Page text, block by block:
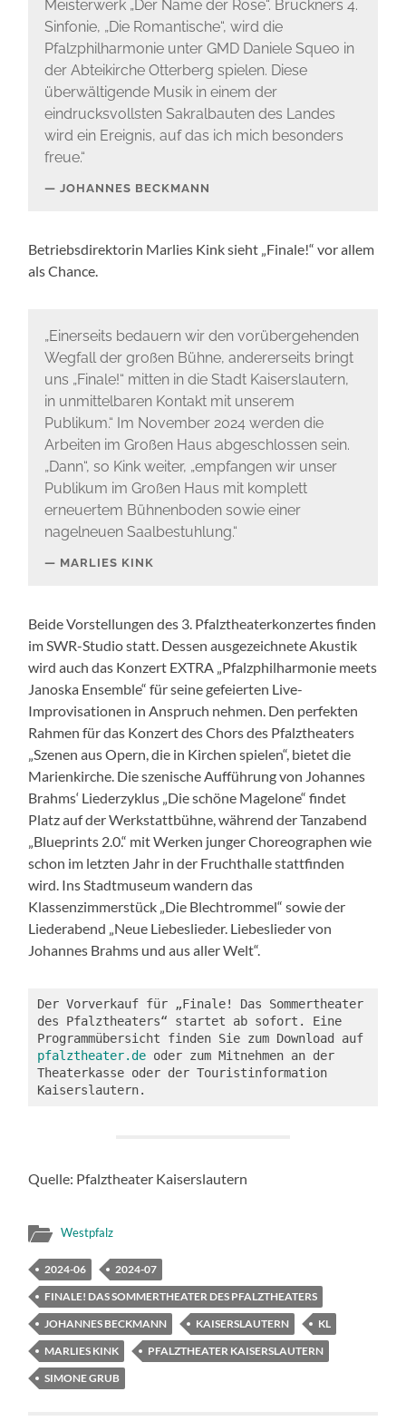
Meisterwerk „Der Name der Rose“. Bruckners 4.
Sinfonie, „Die Romantische“, wird die
Pfalzphilharmonie unter GMD Daniele Squeo in
der Abteikirche Otterberg spielen. Diese
überwältigende Musik in einem der
eindrucksvollsten Sakralbauten des Landes
wird ein Ereignis, auf das ich mich besonders
freue.“
JOHANNES BECKMANN
Betriebsdirektorin Marlies Kink sieht „Finale!“ vor allem
als Chance.
„Einerseits bedauern wir den vorübergehenden
Wegfall der großen Bühne, andererseits bringt
uns „Finale!“ mitten in die Stadt Kaiserslautern,
in unmittelbaren Kontakt mit unserem
Publikum.“ Im November 2024 werden die
Arbeiten im Großen Haus abgeschlossen sein.
„Dann“, so Kink weiter, „empfangen wir unser
Publikum im Großen Haus mit komplett
erneuertem Bühnenboden sowie einer
nagelneuen Saalbestuhlung.“
MARLIES KINK
Beide Vorstellungen des 3. Pfalztheaterkonzertes finden
im SWR-Studio statt. Dessen ausgezeichnete Akustik
wird auch das Konzert EXTRA „Pfalzphilharmonie meets
Janoska Ensemble“ für seine gefeierten Live-
Improvisationen in Anspruch nehmen. Den perfekten
Rahmen für das Konzert des Chors des Pfalztheaters
„Szenen aus Opern, die in Kirchen spielen“, bietet die
Marienkirche. Die szenische Aufführung von Johannes
Brahms‘ Liederzyklus „Die schöne Magelone“ findet
Platz auf der Werkstattbühne, während der Tanzabend
„Blueprints 2.0.“ mit Werken junger Choreographen wie
schon im letzten Jahr in der Fruchthalle stattfinden
wird. Ins Stadtmuseum wandern das
Klassenzimmerstück „Die Blechtrommel“ sowie der
Liederabend „Neue Liebeslieder. Liebeslieder von
Johannes Brahms und aus aller Welt“.
Der Vorverkauf für „Finale! Das Sommertheater
des Pfalztheaters“ startet ab sofort. Eine
Programmübersicht finden Sie zum Download auf
pfalztheater.de oder zum Mitnehmen an der
Theaterkasse oder der Touristinformation
Kaiserslautern.
Quelle: Pfalztheater Kaiserslautern
Westpfalz
2024-06
2024-07
FINALE! DAS SOMMERTHEATER DES PFALZTHEATERS
JOHANNES BECKMANN
KAISERSLAUTERN
KL
MARLIES KINK
PFALZTHEATER KAISERSLAUTERN
SIMONE GRUB